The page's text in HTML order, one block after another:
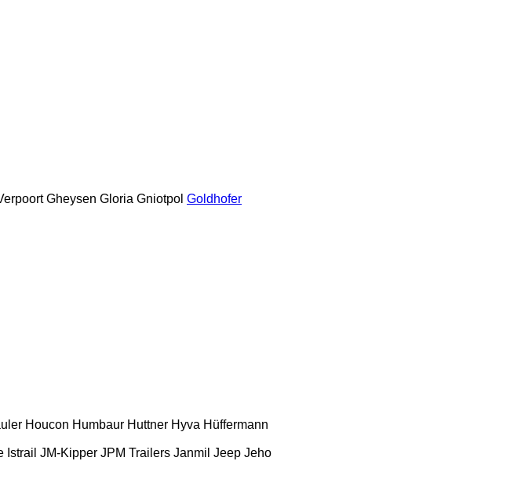
Gheysen Gloria Gniotpol Goldhofer
Houcon Humbaur Huttner Hyva Hüffermann
Istrail JM-Kipper JPM Trailers Janmil Jeep Jeho